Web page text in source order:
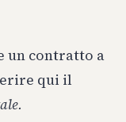
un contratto a
qui il